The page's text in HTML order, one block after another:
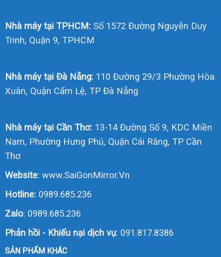
Nhà máy tại TPHCM:Số 1572 Đường Nguyễn Duy
Trinh, Quận 9, TPHCM
Nhà máy tại Đà Nẵng:110 Đường 29/3 Phường Hòa
Xuân, Quận Cẩm Lệ, TP Đà Nẵng
Nhà máy tại Cần Thơ:13-14 Đường Số 9, KDC Miền
Nam, Phường Hưng Phú, Quận Cái Răng, TP Cần
Thơ
Website: www.SaiGonMirror.Vn
Hotline: 0989.685.236
Zalo: 0989.685.236
Phản hồi - Khiếu nại dịch vụ: 091.817.8386
SẢN PHẨM KHÁC